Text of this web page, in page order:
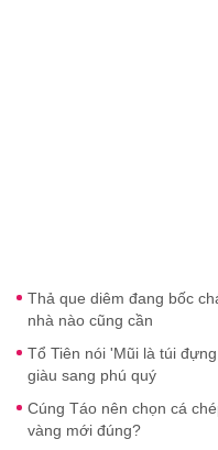
Thả que diêm đang bốc
nhà nào cũng cần
Tổ Tiên nói 'Mũi là túi
giàu sang phú quý
Cúng Táo nên chọn cá
vàng mới đúng?